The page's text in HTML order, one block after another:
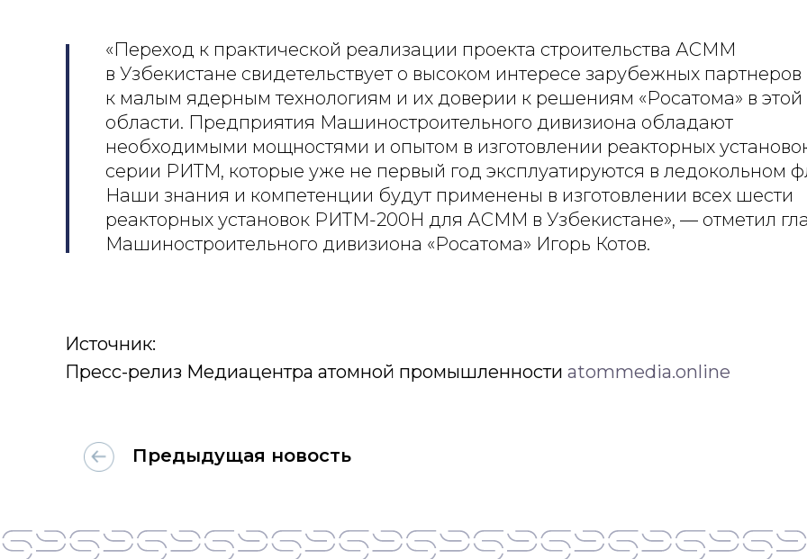
«Переход к практической реализации проекта строительства АСММ
в Узбекистане свидетельствует о высоком интересе зарубежных партнеров
к малым ядерным технологиям и их доверии к решениям «Росатома» в этой
области. Предприятия Машиностроительного дивизиона обладают
необходимыми мощностями и опытом в изготовлении реакторных
серии РИТМ, которые уже не первый год эксплуатируются в ледокольном
Наши знания и компетенции будут применены в изготовлении всех шести
реакторных установок РИТМ-200Н для АСММ в Узбекистане», — отметил
Машиностроительного дивизиона «Росатома» Игорь Котов.
Источник:
Пресс-релиз Медиацентра атомной промышленности atommedia.online
Предыдущая новость